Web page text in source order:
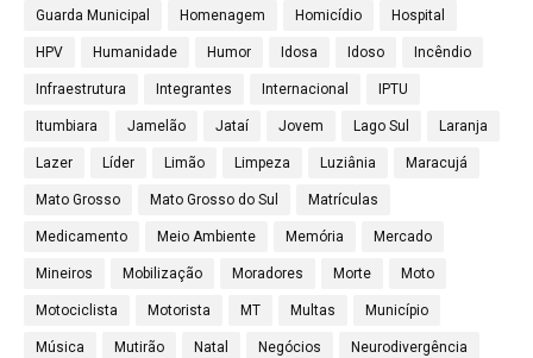
Guarda Municipal Homenagem Homicídio Hospital
HPV Humanidade Humor Idosa Idoso Incêndio
Infraestrutura Integrantes Internacional IPTU
Itumbiara Jamelão Jataí Jovem Lago Sul Laranja
Lazer Líder Limão Limpeza Luziânia Maracujá
Mato Grosso Mato Grosso do Sul Matrículas
Medicamento Meio Ambiente Memória Mercado
Mineiros Mobilização Moradores Morte Moto
Motociclista Motorista MT Multas Município
Música Mutirão Natal Negócios Neurodivergência